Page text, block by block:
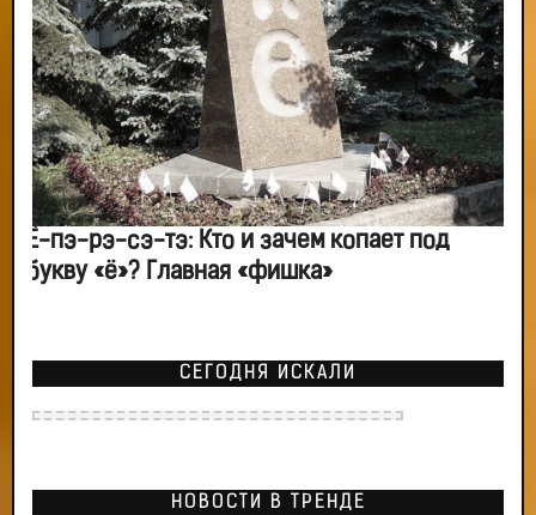
Ё-пэ-рэ-сэ-тэ: Кто и зачем копает под
букву «ё»? Главная «фишка»
СЕГОДНЯ ИСКАЛИ
НОВОСТИ В ТРЕНДЕ